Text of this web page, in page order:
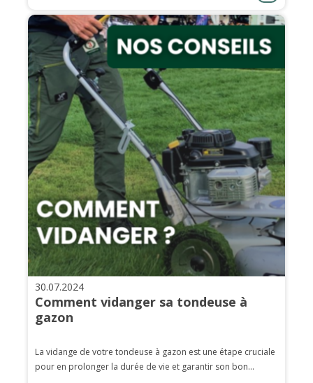
30.07.2024
Comment vidanger sa tondeuse à
gazon
La vidange de votre tondeuse à gazon est une étape cruciale
pour en prolonger la durée de vie et garantir son bon...